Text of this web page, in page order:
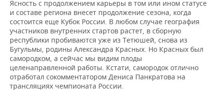
Ясность с продолжением карьеры в том или ином статусе
и составе региона внесет продолжение сезона, когда
состоится еще Кубок России. В любом случае география
участников внутренних стартов растет, в сборную
республики пробиваются уже из Тетюшей, снова из
Бугульмы, родины Александра Красных. Но Красных был
самородком, а сейчас мы видим плоды
целенаправленной работы. Кстати, самородок отлично
отработал сокомментатором Дениса Панкратова на
трансляциях чемпионата России.